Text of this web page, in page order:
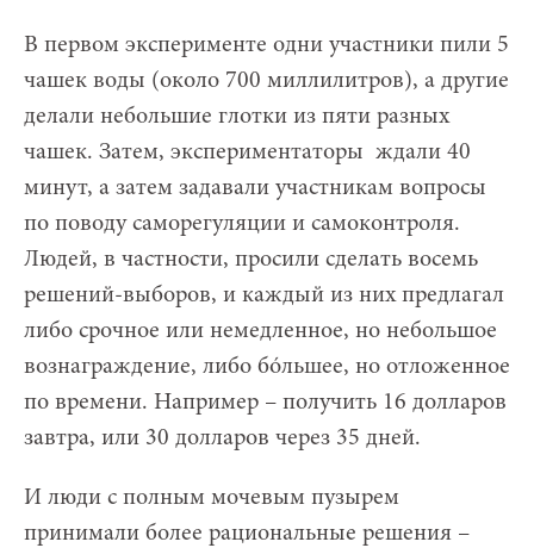
В первом эксперименте одни участники пили 5
чашек воды (около 700 миллилитров), а другие
делали небольшие глотки из пяти разных
чашек. Затем, экспериментаторы ждали 40
минут, а затем задавали участникам вопросы
по поводу саморегуляции и самоконтроля.
Людей, в частности, просили сделать восемь
решений-выборов, и каждый из них предлагал
либо срочное или немедленное, но небольшое
вознаграждение, либо бóльшее, но отложенное
по времени. Например – получить 16 долларов
завтра, или 30 долларов через 35 дней.
И люди с полным мочевым пузырем
принимали более рациональные решения –